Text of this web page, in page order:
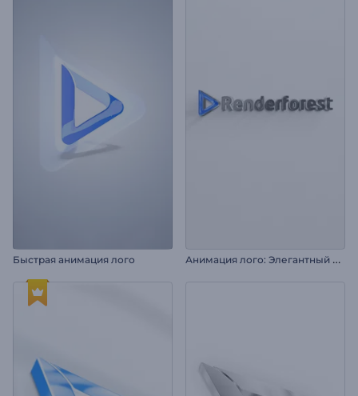
Быстрая анимация лого А
нимация лого: Элегантный блеск